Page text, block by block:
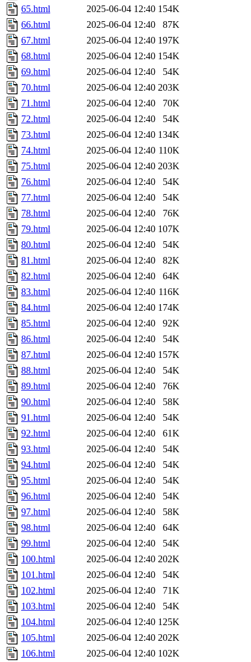
65.html
2025-06-04 12:40 154K
66.html
2025-06-04 12:40
87K
67.html
2025-06-04 12:40 197K
68.html
2025-06-04 12:40 154K
69.html
2025-06-04 12:40
54K
70.html
2025-06-04 12:40 203K
71.html
2025-06-04 12:40
70K
72.html
2025-06-04 12:40
54K
73.html
2025-06-04 12:40 134K
74.html
2025-06-04 12:40 110K
75.html
2025-06-04 12:40 203K
76.html
2025-06-04 12:40
54K
77.html
2025-06-04 12:40
54K
78.html
2025-06-04 12:40
76K
79.html
2025-06-04 12:40 107K
80.html
2025-06-04 12:40
54K
81.html
2025-06-04 12:40
82K
82.html
2025-06-04 12:40
64K
83.html
2025-06-04 12:40 116K
84.html
2025-06-04 12:40 174K
85.html
2025-06-04 12:40
92K
86.html
2025-06-04 12:40
54K
87.html
2025-06-04 12:40 157K
88.html
2025-06-04 12:40
54K
89.html
2025-06-04 12:40
76K
90.html
2025-06-04 12:40
58K
91.html
2025-06-04 12:40
54K
92.html
2025-06-04 12:40
61K
93.html
2025-06-04 12:40
54K
94.html
2025-06-04 12:40
54K
95.html
2025-06-04 12:40
54K
96.html
2025-06-04 12:40
54K
97.html
2025-06-04 12:40
58K
98.html
2025-06-04 12:40
64K
99.html
2025-06-04 12:40
54K
100.html
2025-06-04 12:40 202K
101.html
2025-06-04 12:40
54K
102.html
2025-06-04 12:40
71K
103.html
2025-06-04 12:40
54K
104.html
2025-06-04 12:40 125K
105.html
2025-06-04 12:40 202K
106.html
2025-06-04 12:40 102K